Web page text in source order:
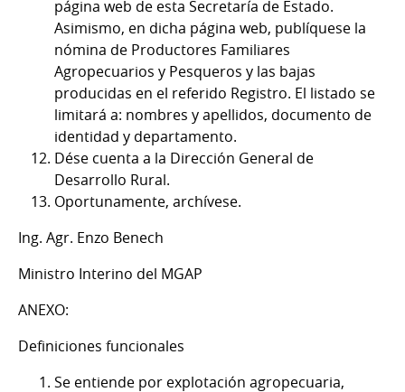
página web de esta Secretaría de Estado.
Asimismo, en dicha página web, publíquese la
nómina de Productores Familiares
Agropecuarios y Pesqueros y las bajas
producidas en el referido Registro. El listado se
limitará a: nombres y apellidos, documento de
identidad y departamento.
Dése cuenta a la Dirección General de
Desarrollo Rural.
Oportunamente, archívese.
Ing. Agr. Enzo Benech
Ministro Interino del MGAP
ANEXO:
Definiciones funcionales
Se entiende por explotación agropecuaria,